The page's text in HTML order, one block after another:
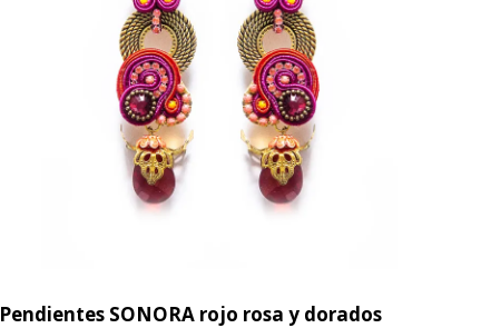
Pendientes SONORA rojo rosa y dorados